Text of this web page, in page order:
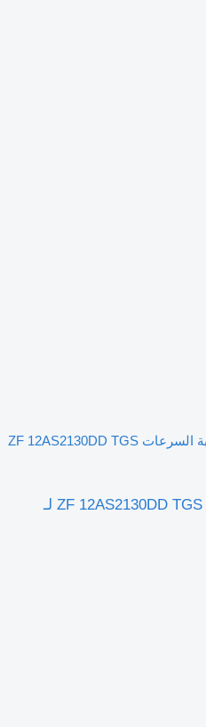
علبة السرعات ZF 12AS2130DD TGS
علبة السرعات ZF 12AS2130DD TGS 81.32004-6396 لـ